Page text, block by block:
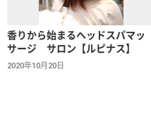
香りから始まるヘッドスパマッ
サージ サロン【ルピナス】
2020年10月20日